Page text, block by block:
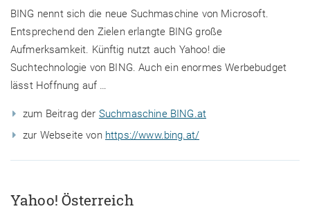
BING nennt sich die neue Suchmaschine von Microsoft.
Entsprechend den Zielen erlangte BING große
Aufmerksamkeit. Künftig nutzt auch Yahoo! die
Suchtechnologie von BING. Auch ein enormes Werbebudget
lässt Hoffnung auf …
zum Beitrag der Suchmaschine BING.at
zur Webseite von https://www.bing.at/
Yahoo! Österreich